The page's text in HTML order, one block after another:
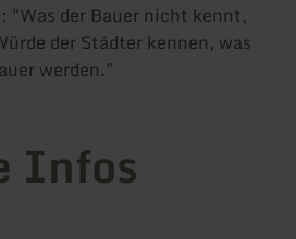
"Was der Bauer nicht kennt,
der Städter kennen, was
werden."
Infos